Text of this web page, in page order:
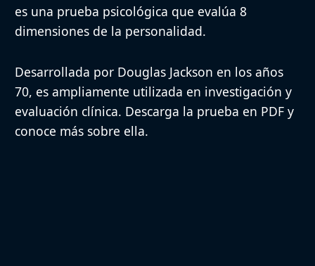
es una prueba psicológica que evalúa 8
dimensiones de la personalidad.
Desarrollada por Douglas Jackson en los años
70, es ampliamente utilizada en investigación y
evaluación clínica. Descarga la prueba en PDF y
conoce más sobre ella.